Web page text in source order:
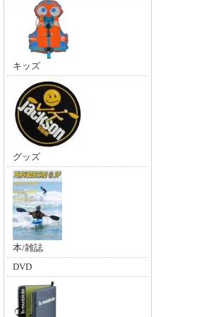
キッズ
グッズ
本/雑誌
DVD